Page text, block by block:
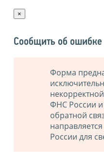
×
Сообщить об ошибке
Форма
ФНС России и
обратной
России для